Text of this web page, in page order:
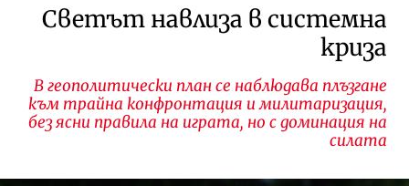
Светът навлиза в системна
криза
В геополитически план се наблюдава плъзгане
към трайна конфронтация и милитаризация,
без ясни правила на играта, но с доминация на
силата